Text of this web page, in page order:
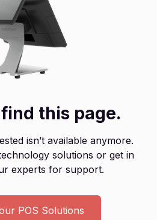
find this page.
isn’t available anymore.
solutions or get in
experts for support.
POS Solutions